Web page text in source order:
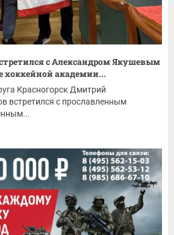
с Александром Якушевым
хоккейной академии...
Красногорск Дмитрий
встретился с прославленным